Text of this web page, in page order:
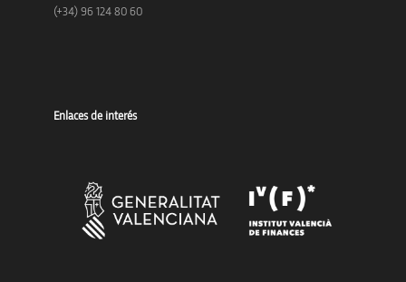
(+34) 96 124 80 60
Enlaces de interés